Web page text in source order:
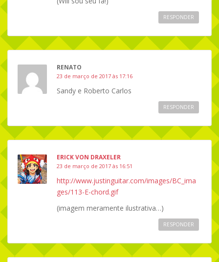
RESPONDER
RENATO
23 de março de 2017 às 17:16
Sandy e Roberto Carlos
RESPONDER
ERICK VON DRAXELER
23 de março de 2017 às 16:51
http://www.justinguitar.com/images/BC_ima
ges/113-E-chord.gif
(imagem meramente ilustrativa…)
RESPONDER